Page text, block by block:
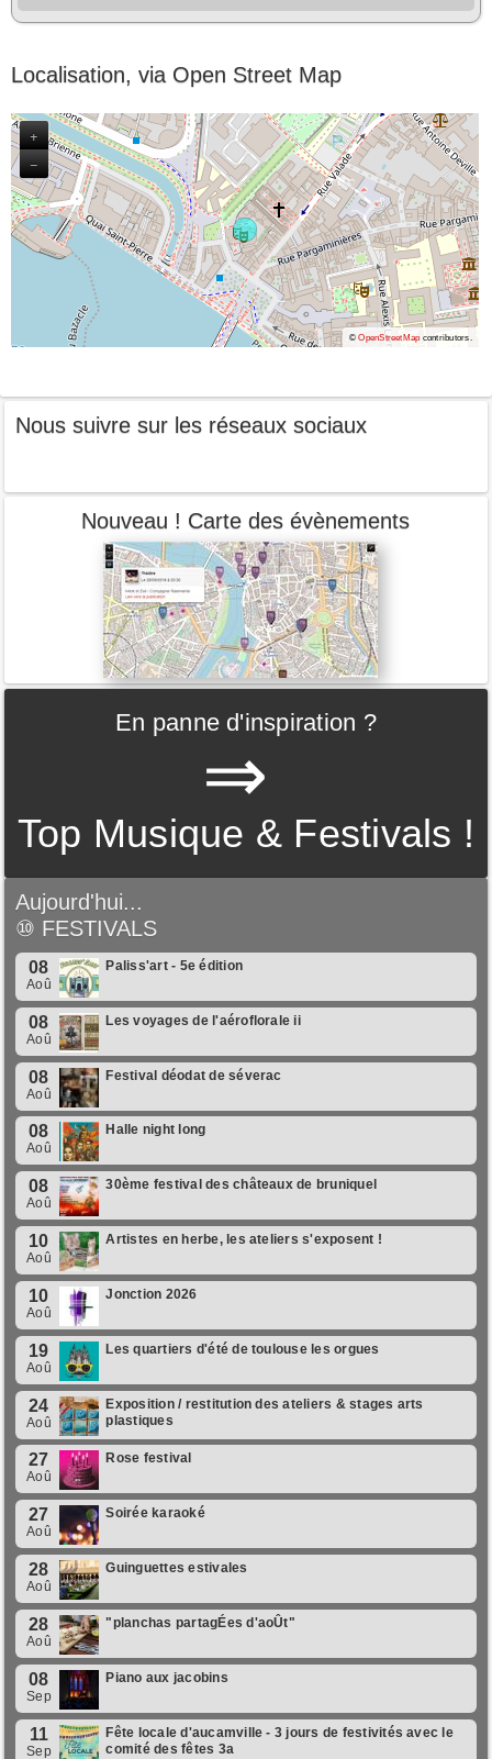
Localisation, via Open Street Map
+
−
©OpenStreetMap contributors.
Nous suivre sur les réseaux sociaux
Nouveau ! Carte des évènements
En panne d'inspiration ?
⇒
Top Musique & Festivals !
Aujourd'hui...
⑩ FESTIVALS
08
Aoû
Paliss'art - 5e édition
08
Aoû
Les voyages de l'aéroflorale ii
08
Aoû
Festival déodat de séverac
08
Aoû
Halle night long
08
Aoû
30ème festival des châteaux de bruniquel
10
Aoû
Artistes en herbe, les ateliers s'exposent !
10
Aoû
Jonction 2026
19
Aoû
Les quartiers d'été de toulouse les orgues
24
Aoû
Exposition / restitution des ateliers & stages arts
plastiques
27
Aoû
Rose festival
27
Aoû
Soirée karaoké
28
Aoû
Guinguettes estivales
28
Aoû
"planchas partagÉes d'aoÛt"
08
Sep
Piano aux jacobins
11
Sep
Fête locale d'aucamville - 3 jours de festivités avec le
comité des fêtes 3a